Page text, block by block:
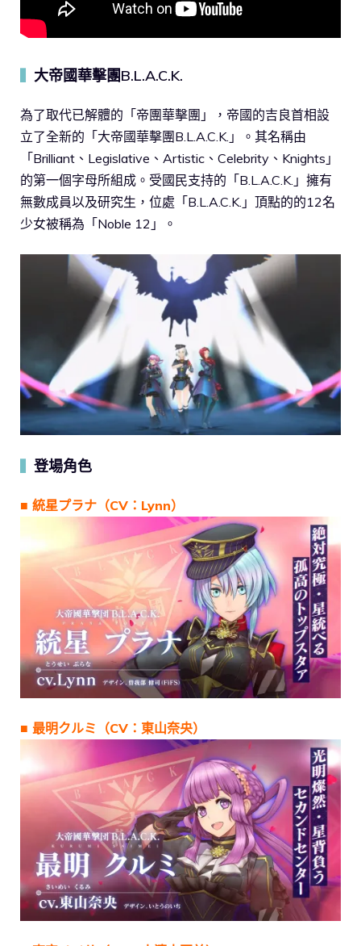
大帝國華擊團B.L.A.C.K.
為了取代已解體的「帝團華擊團」，帝國的吉良首相設
立了全新的「大帝國華擊團B.L.A.C.K.」。其名稱由
「Brilliant、Legislative、Artistic、Celebrity、Knights」
的第一個字母所組成。受國民支持的「B.L.A.C.K.」擁有
無數成員以及研究生，位處「B.L.A.C.K.」頂點的的12名
少女被稱為「Noble 12」。
登場角色
■ 統星プラナ（CV：Lynn）
■ 最明クルミ（CV：東山奈央）